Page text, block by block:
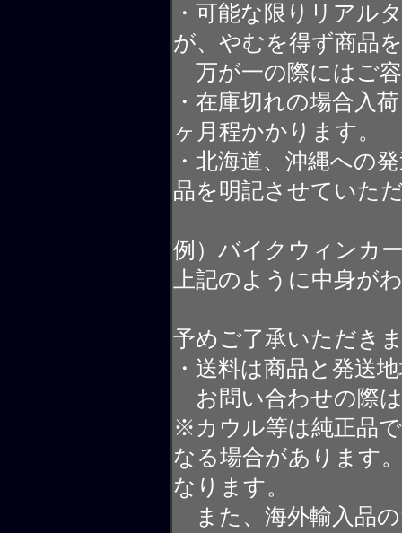
・可能な限りリアル
が、やむを得ず商品
万が一の際にはご
・在庫切れの場合入
ヶ月程かかります。
・北海道、沖縄への
品を明記させていた
例）バイクウィンカ
上記のように中身が
予めご了承いただき
・送料は商品と発送
お問い合わせの際
※カウル等は純正品
なる場合があります
なります。
また、海外輸入品